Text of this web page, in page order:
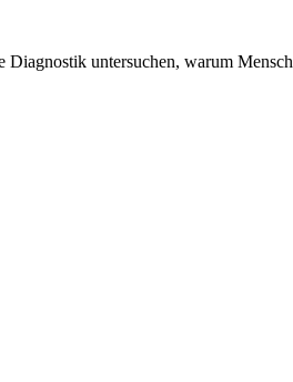
untersuchen, warum